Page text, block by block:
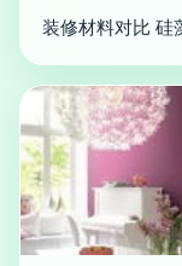
装修材料对比 硅